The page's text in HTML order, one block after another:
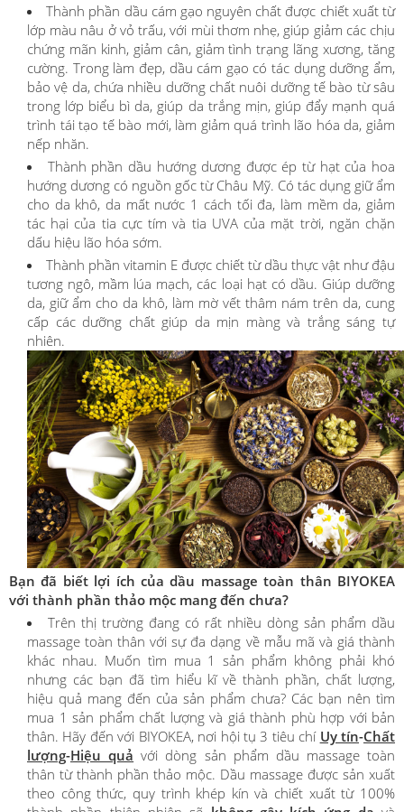
Thành phần dầu cám gạo nguyên chất được chiết xuất từ
lớp màu nâu ở vỏ trấu, với mùi thơm nhẹ, giúp giảm các chịu
chứng mãn kinh, giảm cân, giảm tình trạng lãng xương, tăng
cường. Trong làm đẹp, dầu cám gạo có tác dụng dưỡng ẩm,
bảo vệ da, chứa nhiều dưỡng chất nuôi dưỡng tế bào từ sâu
trong lớp biểu bì da, giúp da trắng mịn, giúp đẩy mạnh quá
trình tái tạo tế bào mới, làm giảm quá trình lão hóa da, giảm
nếp nhăn.
Thành phần dầu hướng dương được ép từ hạt của hoa
hướng dương có nguồn gốc từ Châu Mỹ. Có tác dụng giữ ẩm
cho da khô, da mất nước 1 cách tối đa, làm mềm da, giảm
tác hại của tia cực tím và tia UVA của mặt trời, ngăn chặn
dấu hiệu lão hóa sớm.
Thành phần vitamin E được chiết từ dầu thực vật như đậu
tương ngô, mầm lúa mạch, các loại hạt có dầu. Giúp dưỡng
da, giữ ẩm cho da khô, làm mờ vết thâm nám trên da, cung
cấp các dưỡng chất giúp da mịn màng và trắng sáng tự
nhiên.
Bạn đã biết lợi ích của dầu massage toàn thân BIYOKEA
với thành phần thảo mộc mang đến chưa?
Trên thị trường đang có rất nhiều dòng sản phẩm dầu
massage toàn thân với sự đa dạng về mẫu mã và giá thành
khác nhau. Muốn tìm mua 1 sản phẩm không phải khó
nhưng các bạn đã tìm hiểu kĩ về thành phần, chất lượng,
hiệu quả mang đến của sản phẩm chưa? Các bạn nên tìm
mua 1 sản phẩm chất lượng và giá thành phù hợp với bản
thân. Hãy đến với BIYOKEA, nơi hội tụ 3 tiêu chí Uy tín-Chất
lượng-Hiệu quả với dòng sản phẩm dầu massage toàn
thân từ thành phần thảo mộc. Dầu massage được sản xuất
theo công thức, quy trình khép kín và chiết xuất từ 100%